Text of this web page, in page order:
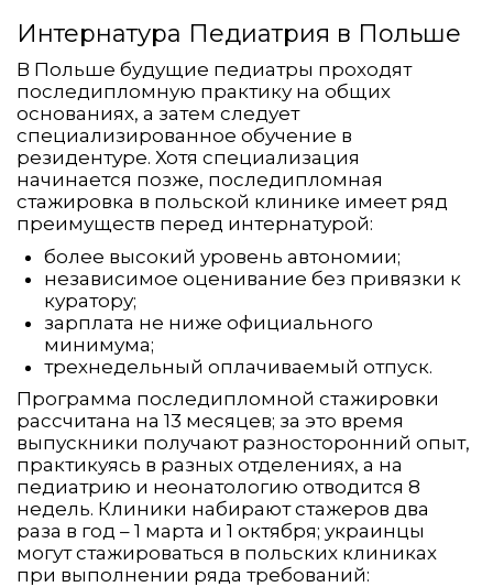
Интернатура Педиатрия в Польше
В Польше будущие педиатры проходят
последипломную практику на общих
основаниях, а затем следует
специализированное обучение в
резидентуре. Хотя специализация
начинается позже, последипломная
стажировка в польской клинике имеет ряд
преимуществ перед интернатурой:
более высокий уровень автономии;
независимое оценивание без привязки к
куратору;
зарплата не ниже официального
минимума;
трехнедельный оплачиваемый отпуск.
Программа последипломной стажировки
рассчитана на 13 месяцев; за это время
выпускники получают разносторонний опыт,
практикуясь в разных отделениях, а на
педиатрию и неонатологию отводится 8
недель. Клиники набирают стажеров два
раза в год – 1 марта и 1 октября; украинцы
могут стажироваться в польских клиниках
при выполнении ряда требований: